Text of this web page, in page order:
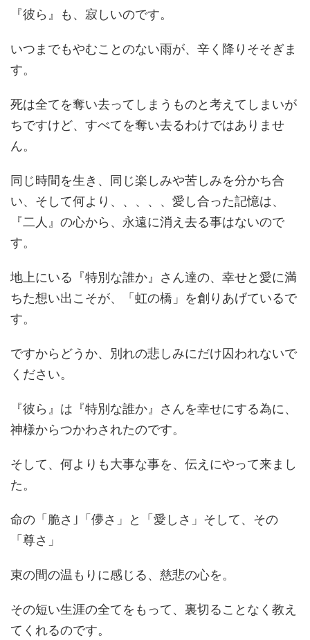
『彼ら』も、寂しいのです。
いつまでもやむことのない雨が、辛く降りそそぎま
す。
死は全てを奪い去ってしまうものと考えてしまいが
ちですけど、すべてを奪い去るわけではありませ
ん。
同じ時間を生き、同じ楽しみや苦しみを分かち合
い、そして何より、、、、、愛し合った記憶は、
『二人』の心から、永遠に消え去る事はないので
す。
地上にいる『特別な誰か』さん達の、幸せと愛に満
ちた想い出こそが、「虹の橋」を創りあげているで
す。
ですからどうか、別れの悲しみにだけ囚われないで
ください。
『彼ら』は『特別な誰か』さんを幸せにする為に、
神様からつかわされたのです。
そして、何よりも大事な事を、伝えにやって来まし
た。
命の「脆さ｣「儚さ」と「愛しさ」そして、その
「尊さ」
束の間の温もりに感じる、慈悲の心を。
その短い生涯の全てをもって、裏切ることなく教え
てくれるのです。